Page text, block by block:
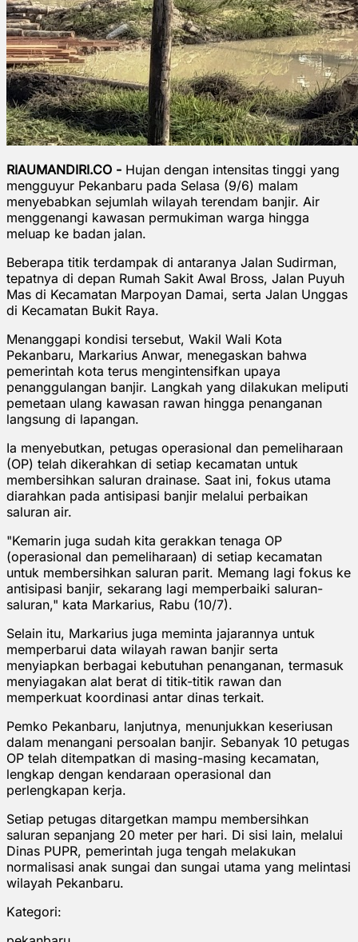
RIAUMANDIRI.CO - Hujan dengan intensitas tinggi yang
mengguyur Pekanbaru pada Selasa (9/6) malam
menyebabkan sejumlah wilayah terendam banjir. Air
menggenangi kawasan permukiman warga hingga
meluap ke badan jalan.
Beberapa titik terdampak di antaranya Jalan Sudirman,
tepatnya di depan Rumah Sakit Awal Bross, Jalan Puyuh
Mas di Kecamatan Marpoyan Damai, serta Jalan Unggas
di Kecamatan Bukit Raya.
Menanggapi kondisi tersebut, Wakil Wali Kota
Pekanbaru, Markarius Anwar, menegaskan bahwa
pemerintah kota terus mengintensifkan upaya
penanggulangan banjir. Langkah yang dilakukan meliputi
pemetaan ulang kawasan rawan hingga penanganan
langsung di lapangan.
Ia menyebutkan, petugas operasional dan pemeliharaan
(OP) telah dikerahkan di setiap kecamatan untuk
membersihkan saluran drainase. Saat ini, fokus utama
diarahkan pada antisipasi banjir melalui perbaikan
saluran air.
"Kemarin juga sudah kita gerakkan tenaga OP
(operasional dan pemeliharaan) di setiap kecamatan
untuk membersihkan saluran parit. Memang lagi fokus ke
antisipasi banjir, sekarang lagi memperbaiki saluran-
saluran," kata Markarius, Rabu (10/7).
Selain itu, Markarius juga meminta jajarannya untuk
memperbarui data wilayah rawan banjir serta
menyiapkan berbagai kebutuhan penanganan, termasuk
menyiagakan alat berat di titik-titik rawan dan
memperkuat koordinasi antar dinas terkait.
Pemko Pekanbaru, lanjutnya, menunjukkan keseriusan
dalam menangani persoalan banjir. Sebanyak 10 petugas
OP telah ditempatkan di masing-masing kecamatan,
lengkap dengan kendaraan operasional dan
perlengkapan kerja.
Setiap petugas ditargetkan mampu membersihkan
saluran sepanjang 20 meter per hari. Di sisi lain, melalui
Dinas PUPR, pemerintah juga tengah melakukan
normalisasi anak sungai dan sungai utama yang melintasi
wilayah Pekanbaru.
Kategori: